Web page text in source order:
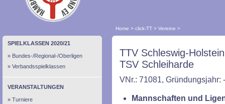
Home > click-TT > Vereine >
SPIELKLASSEN 2020/21
Bundes-/Regional-/Oberligen
Verbandsspielklassen
VERANSTALTUNGEN
Turniere
TTV Schleswig-Holstein
TSV Schleiharde
VNr.: 71081, Gründungsjahr: -
Mannschaften und